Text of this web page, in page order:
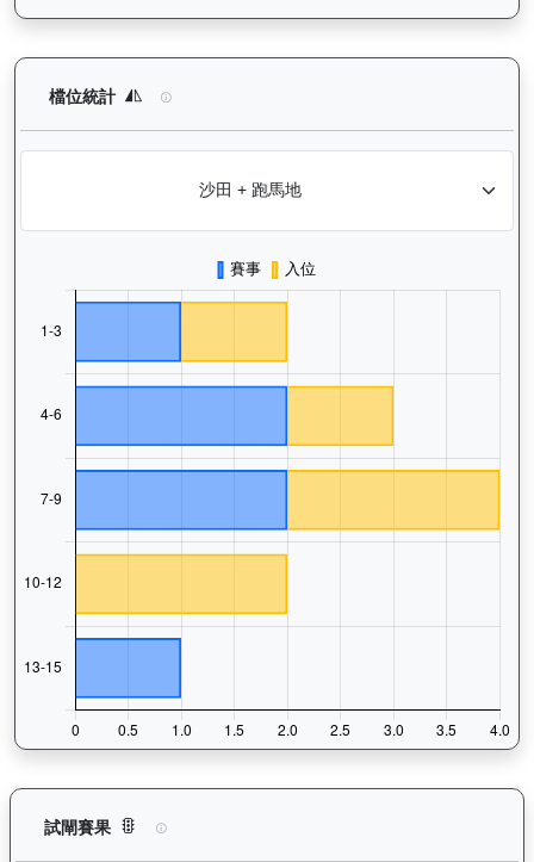
檔位統計 龍之輝（H410）— 檔位統計分析：查看馬匹在
試閘賽果 龍之輝（H410）— 試閘賽果紀錄：查看馬匹所